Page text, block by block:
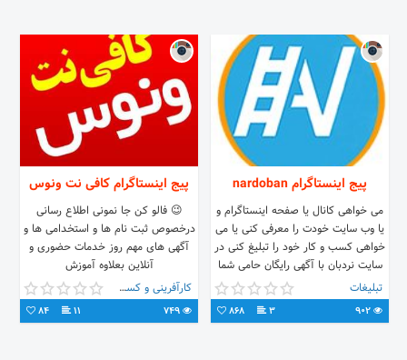
نظر شما و حتی جستجوی نوع شغل
درخواستی شما #pakdasht #varamin
#job #jobs#استخدام #کار #مشاغل
پیج اینستاگرام nardoban
می خواهی کانال یا صفحه اینستاگرام و
یا وب سایت خودت را معرفی کنی یا می
خواهی کسب و کار خود را تبلیغ کنی در
سایت نردبان با آگهی رایگان حامی شما
هستیم
تبلیغات
3
868
پیج اینستاگرام کافی نت ونوس
😉 فالو کن جا نمونی اطلاع رسانی
درخصوص ثبت نام ها و استخدامی ها و
آگهی های مهم روز خدمات حضوری و
آنلاین بعلاوه آموزش
کارآفرینی و کسب و کار
11
84